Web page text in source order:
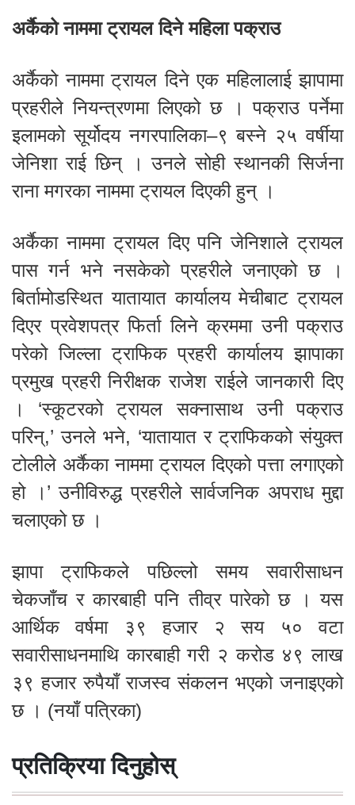
अर्कैको नाममा ट्रायल दिने महिला पक्राउ
अर्कैको नाममा ट्रायल दिने एक महिलालाई झापामा
प्रहरीले नियन्त्रणमा लिएको छ । पक्राउ पर्नेमा
इलामको सूर्योदय नगरपालिका–९ बस्ने २५ वर्षीया
जेनिशा राई छिन् । उनले सोही स्थानकी सिर्जना
राना मगरका नाममा ट्रायल दिएकी हुन् ।
अर्कैका नाममा ट्रायल दिए पनि जेनिशाले ट्रायल
पास गर्न भने नसकेको प्रहरीले जनाएको छ ।
बिर्तामोडस्थित यातायात कार्यालय मेचीबाट ट्रायल
दिएर प्रवेशपत्र फिर्ता लिने क्रममा उनी पक्राउ
परेको जिल्ला ट्राफिक प्रहरी कार्यालय झापाका
प्रमुख प्रहरी निरीक्षक राजेश राईले जानकारी दिए
। ‘स्कूटरको ट्रायल सक्नासाथ उनी पक्राउ
परिन्,’ उनले भने, ‘यातायात र ट्राफिकको संयुक्त
टोलीले अर्कैका नाममा ट्रायल दिएको पत्ता लगाएको
हो ।’ उनीविरुद्ध प्रहरीले सार्वजनिक अपराध मुद्दा
चलाएको छ ।
झापा ट्राफिकले पछिल्लो समय सवारीसाधन
चेकजाँच र कारबाही पनि तीव्र पारेको छ । यस
आर्थिक वर्षमा ३९ हजार २ सय ५० वटा
सवारीसाधनमाथि कारबाही गरी २ करोड ४९ लाख
३९ हजार रुपैयाँ राजस्व संकलन भएको जनाइएको
छ । (नयाँ पत्रिका)
प्रतिक्रिया दिनुहोस्